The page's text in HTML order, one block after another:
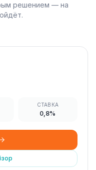
решением — на
СТАВКА
0,8%